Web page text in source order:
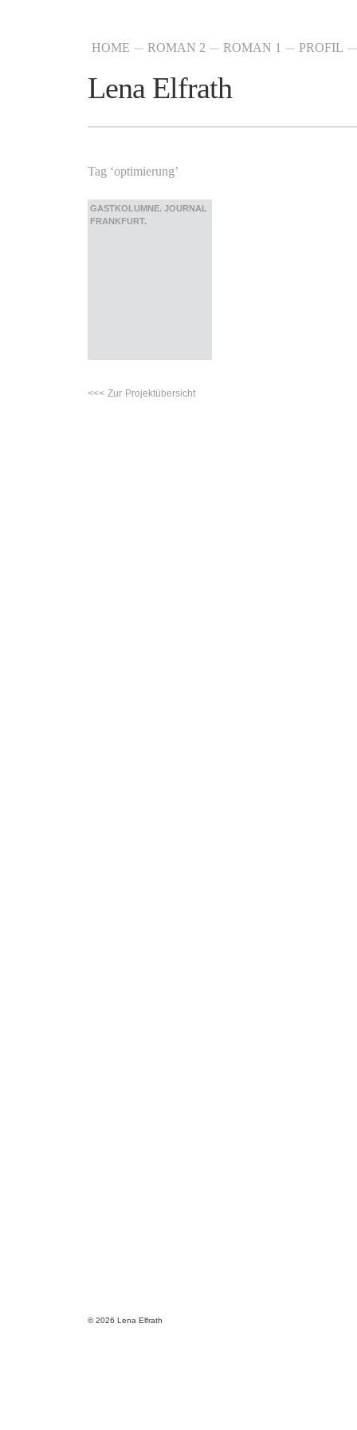
HOME ROMAN 2 ROMAN 1 PROFIL
Lena Elfrath
Tag ‘optimierung’
GASTKOLUMNE. JOURNAL
FRANKFURT.
<<< Zur Projektübersicht
© 2026 Lena Elfrath